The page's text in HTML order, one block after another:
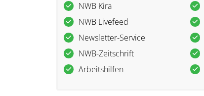
NWB Kira
NWB Livefeed
Newsletter-Service
NWB-Zeitschrift
Arbeitshilfen